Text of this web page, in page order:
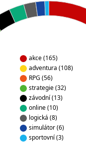
akce (165)
adventura (108)
RPG (56)
strategie (32)
závodní (13)
online (10)
logická (8)
simulátor (6)
sportovní (3)